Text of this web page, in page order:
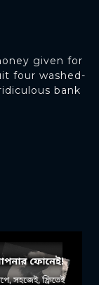
given for
four washed-
bank